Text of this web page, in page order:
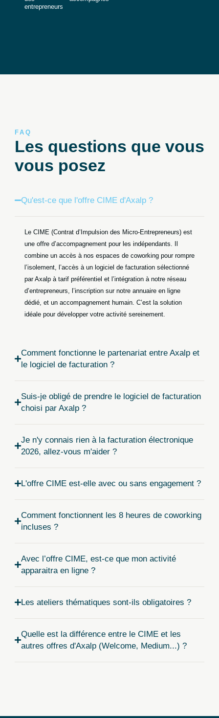
entrepreneurs
FAQ
Les questions que vous
vous posez
Qu'est-ce que l'offre CIME d'Axalp ?
Le CIME (Contrat d’Impulsion des Micro-Entrepreneurs) est
une offre d’accompagnement pour les indépendants. Il
combine un accès à nos espaces de coworking pour rompre
l’isolement, l’accès à un logiciel de facturation sélectionné
par Axalp à tarif préférentiel et l’intégration à notre réseau
d’entrepreneurs, l’inscription sur notre annuaire en ligne
dédié, et un accompagnement humain. C’est la solution
idéale pour développer votre activité sereinement.
Comment fonctionne le partenariat entre Axalp et
le logiciel de facturation ?
Suis-je obligé de prendre le logiciel de facturation
choisi par Axalp ?
Je n'y connais rien à la facturation électronique
2026, allez-vous m'aider ?
L'offre CIME est-elle avec ou sans engagement ?
Comment fonctionnent les 8 heures de coworking
incluses ?
Avec l’offre CIME, est-ce que mon activité
apparaitra en ligne ?
Les ateliers thématiques sont-ils obligatoires ?
Quelle est la différence entre le CIME et les
autres offres d'Axalp (Welcome, Medium...) ?